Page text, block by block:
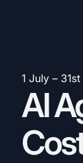
1 July –
AI